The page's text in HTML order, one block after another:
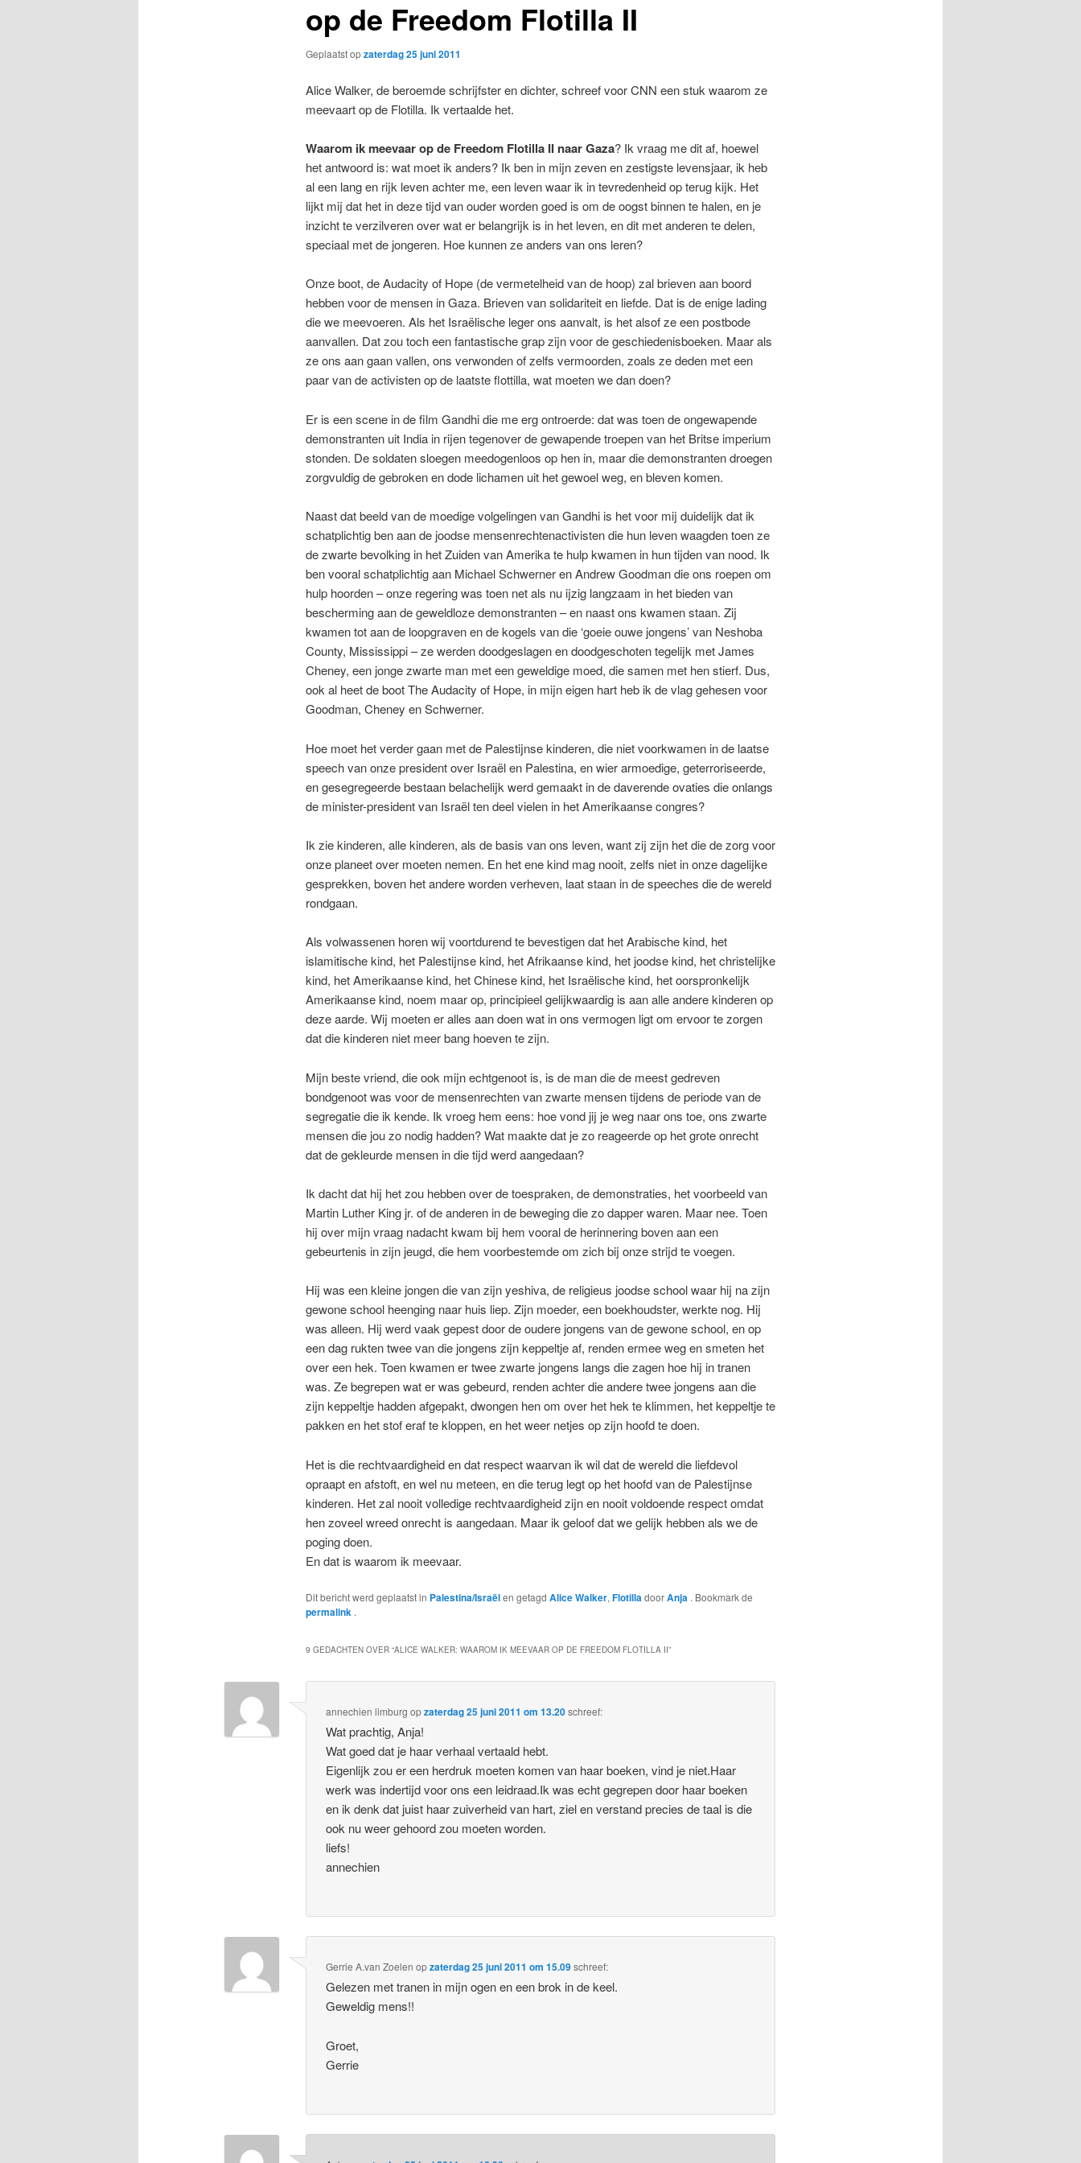
op de Freedom Flotilla II
Geplaatst opzaterdag 25 juni 2011
Alice Walker, de beroemde schrijfster en dichter, schreef voor CNN een stuk waarom ze
meevaart op de Flotilla. Ik vertaalde het.
Waarom ik meevaar op de Freedom Flotilla II naar Gaza? Ik vraag me dit af, hoewel
het antwoord is: wat moet ik anders? Ik ben in mijn zeven en zestigste levensjaar, ik heb
al een lang en rijk leven achter me, een leven waar ik in tevredenheid op terug kijk. Het
lijkt mij dat het in deze tijd van ouder worden goed is om de oogst binnen te halen, en je
inzicht te verzilveren over wat er belangrijk is in het leven, en dit met anderen te delen,
speciaal met de jongeren. Hoe kunnen ze anders van ons leren?
Onze boot, de Audacity of Hope (de vermetelheid van de hoop) zal brieven aan boord
hebben voor de mensen in Gaza. Brieven van solidariteit en liefde. Dat is de enige lading
die we meevoeren. Als het Israëlische leger ons aanvalt, is het alsof ze een postbode
aanvallen. Dat zou toch een fantastische grap zijn voor de geschiedenisboeken. Maar als
ze ons aan gaan vallen, ons verwonden of zelfs vermoorden, zoals ze deden met een
paar van de activisten op de laatste flottilla, wat moeten we dan doen?
Er is een scene in de film Gandhi die me erg ontroerde: dat was toen de ongewapende
demonstranten uit India in rijen tegenover de gewapende troepen van het Britse imperium
stonden. De soldaten sloegen meedogenloos op hen in, maar die demonstranten droegen
zorgvuldig de gebroken en dode lichamen uit het gewoel weg, en bleven komen.
Naast dat beeld van de moedige volgelingen van Gandhi is het voor mij duidelijk dat ik
schatplichtig ben aan de joodse mensenrechtenactivisten die hun leven waagden toen ze
de zwarte bevolking in het Zuiden van Amerika te hulp kwamen in hun tijden van nood. Ik
ben vooral schatplichtig aan Michael Schwerner en Andrew Goodman die ons roepen om
hulp hoorden – onze regering was toen net als nu ijzig langzaam in het bieden van
bescherming aan de geweldloze demonstranten – en naast ons kwamen staan. Zij
kwamen tot aan de loopgraven en de kogels van die ‘goeie ouwe jongens’ van Neshoba
County, Mississippi – ze werden doodgeslagen en doodgeschoten tegelijk met James
Cheney, een jonge zwarte man met een geweldige moed, die samen met hen stierf. Dus,
ook al heet de boot The Audacity of Hope, in mijn eigen hart heb ik de vlag gehesen voor
Goodman, Cheney en Schwerner.
Hoe moet het verder gaan met de Palestijnse kinderen, die niet voorkwamen in de laatse
speech van onze president over Israël en Palestina, en wier armoedige, geterroriseerde,
en gesegregeerde bestaan belachelijk werd gemaakt in de daverende ovaties die onlangs
de minister-president van Israël ten deel vielen in het Amerikaanse congres?
Ik zie kinderen, alle kinderen, als de basis van ons leven, want zij zijn het die de zorg voor
onze planeet over moeten nemen. En het ene kind mag nooit, zelfs niet in onze dagelijke
gesprekken, boven het andere worden verheven, laat staan in de speeches die de wereld
rondgaan.
Als volwassenen horen wij voortdurend te bevestigen dat het Arabische kind, het
islamitische kind, het Palestijnse kind, het Afrikaanse kind, het joodse kind, het christelijke
kind, het Amerikaanse kind, het Chinese kind, het Israëlische kind, het oorspronkelijk
Amerikaanse kind, noem maar op, principieel gelijkwaardig is aan alle andere kinderen op
deze aarde. Wij moeten er alles aan doen wat in ons vermogen ligt om ervoor te zorgen
dat die kinderen niet meer bang hoeven te zijn.
Mijn beste vriend, die ook mijn echtgenoot is, is de man die de meest gedreven
bondgenoot was voor de mensenrechten van zwarte mensen tijdens de periode van de
segregatie die ik kende. Ik vroeg hem eens: hoe vond jij je weg naar ons toe, ons zwarte
mensen die jou zo nodig hadden? Wat maakte dat je zo reageerde op het grote onrecht
dat de gekleurde mensen in die tijd werd aangedaan?
Ik dacht dat hij het zou hebben over de toespraken, de demonstraties, het voorbeeld van
Martin Luther King jr. of de anderen in de beweging die zo dapper waren. Maar nee. Toen
hij over mijn vraag nadacht kwam bij hem vooral de herinnering boven aan een
gebeurtenis in zijn jeugd, die hem voorbestemde om zich bij onze strijd te voegen.
Hij was een kleine jongen die van zijn yeshiva, de religieus joodse school waar hij na zijn
gewone school heenging naar huis liep. Zijn moeder, een boekhoudster, werkte nog. Hij
was alleen. Hij werd vaak gepest door de oudere jongens van de gewone school, en op
een dag rukten twee van die jongens zijn keppeltje af, renden ermee weg en smeten het
over een hek. Toen kwamen er twee zwarte jongens langs die zagen hoe hij in tranen
was. Ze begrepen wat er was gebeurd, renden achter die andere twee jongens aan die
zijn keppeltje hadden afgepakt, dwongen hen om over het hek te klimmen, het keppeltje te
pakken en het stof eraf te kloppen, en het weer netjes op zijn hoofd te doen.
Het is die rechtvaardigheid en dat respect waarvan ik wil dat de wereld die liefdevol
opraapt en afstoft, en wel nu meteen, en die terug legt op het hoofd van de Palestijnse
kinderen. Het zal nooit volledige rechtvaardigheid zijn en nooit voldoende respect omdat
hen zoveel wreed onrecht is aangedaan. Maar ik geloof dat we gelijk hebben als we de
poging doen.
En dat is waarom ik meevaar.
Dit bericht werd geplaatst in Palestina/Israëlen getagd Alice Walker, FlotilladoorAnja . Bookmark de
permalink .
9 GEDACHTEN OVER “ALICE WALKER: WAAROM IK MEEVAAR OP DE FREEDOM FLOTILLA II”
annechien limburg opzaterdag 25 juni 2011 om 13.20schreef:
Wat prachtig, Anja!
Wat goed dat je haar verhaal vertaald hebt.
Eigenlijk zou er een herdruk moeten komen van haar boeken, vind je niet.Haar
werk was indertijd voor ons een leidraad.Ik was echt gegrepen door haar boeken
en ik denk dat juist haar zuiverheid van hart, ziel en verstand precies de taal is die
ook nu weer gehoord zou moeten worden.
liefs!
annechien
Gerrie A.van Zoelen opzaterdag 25 juni 2011 om 15.09schreef:
Gelezen met tranen in mijn ogen en een brok in de keel.
Geweldig mens!!
Groet,
Gerrie